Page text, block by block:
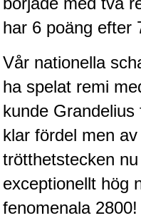
Elit: IM Michael Wiedenkeller, IM
Lindberg, FM Joar Östlund, FM
Östlund som är en starkt
Schacksnack har inlett det nya
har 6 poäng efter
Vår nationella
ha spelat remi
kunde
klar fördel men
trötthetstecken
exceptionellt hög
fenomenala 2800!